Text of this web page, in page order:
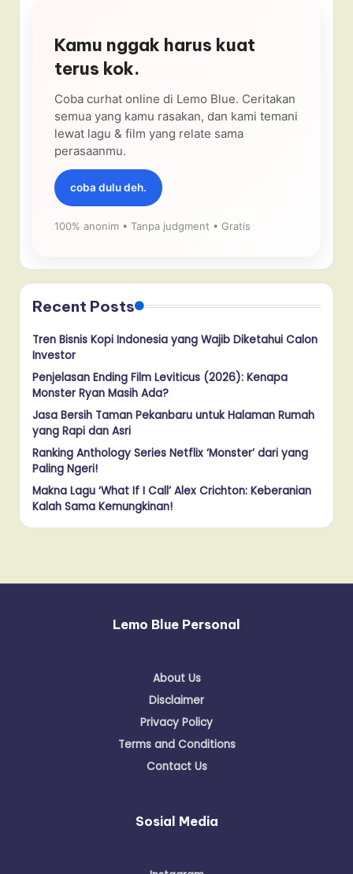
Kamu nggak harus kuat
terus kok.
Coba curhat online di Lemo Blue. Ceritakan
semua yang kamu rasakan, dan kami temani
lewat lagu & film yang relate sama
perasaanmu.
coba dulu deh.
100% anonim • Tanpa judgment • Gratis
Recent Posts
Tren Bisnis Kopi Indonesia yang Wajib Diketahui Calon
Investor
Penjelasan Ending Film Leviticus (2026): Kenapa
Monster Ryan Masih Ada?
Jasa Bersih Taman Pekanbaru untuk Halaman Rumah
yang Rapi dan Asri
Ranking Anthology Series Netflix ‘Monster’ dari yang
Paling Ngeri!
Makna Lagu ‘What If I Call’ Alex Crichton: Keberanian
Kalah Sama Kemungkinan!
Lemo Blue Personal
About Us
Disclaimer
Privacy Policy
Terms and Conditions
Contact Us
Sosial Media